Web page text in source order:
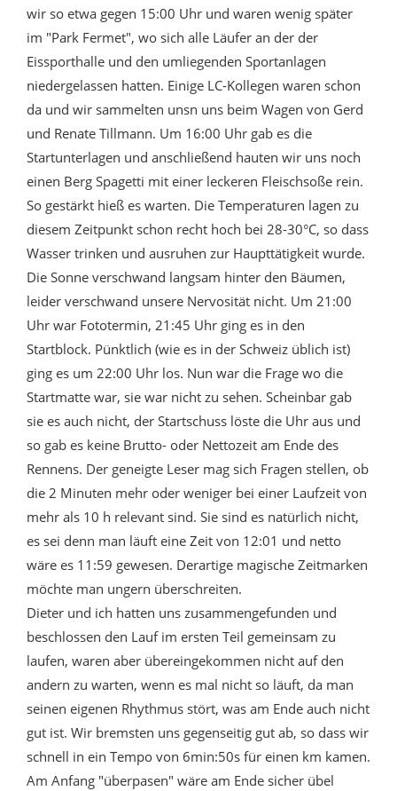
wir so etwa gegen 15:00 Uhr und waren wenig später
im "Park Fermet", wo sich alle Läufer an der der
Eissporthalle und den umliegenden Sportanlagen
niedergelassen hatten. Einige LC-Kollegen waren schon
da und wir sammelten unsn uns beim Wagen von Gerd
und Renate Tillmann. Um 16:00 Uhr gab es die
Startunterlagen und anschließend hauten wir uns noch
einen Berg Spagetti mit einer leckeren Fleischsoße rein.
So gestärkt hieß es warten. Die Temperaturen lagen zu
diesem Zeitpunkt schon recht hoch bei 28-30°C, so dass
Wasser trinken und ausruhen zur Haupttätigkeit wurde.
Die Sonne verschwand langsam hinter den Bäumen,
leider verschwand unsere Nervosität nicht. Um 21:00
Uhr war Fototermin, 21:45 Uhr ging es in den
Startblock. Pünktlich (wie es in der Schweiz üblich ist)
ging es um 22:00 Uhr los. Nun war die Frage wo die
Startmatte war, sie war nicht zu sehen. Scheinbar gab
sie es auch nicht, der Startschuss löste die Uhr aus und
so gab es keine Brutto- oder Nettozeit am Ende des
Rennens. Der geneigte Leser mag sich Fragen stellen, ob
die 2 Minuten mehr oder weniger bei einer Laufzeit von
mehr als 10 h relevant sind. Sie sind es natürlich nicht,
es sei denn man läuft eine Zeit von 12:01 und netto
wäre es 11:59 gewesen. Derartige magische Zeitmarken
möchte man ungern überschreiten.
Dieter und ich hatten uns zusammengefunden und
beschlossen den Lauf im ersten Teil gemeinsam zu
laufen, waren aber übereingekommen nicht auf den
andern zu warten, wenn es mal nicht so läuft, da man
seinen eigenen Rhythmus stört, was am Ende auch nicht
gut ist. Wir bremsten uns gegenseitig gut ab, so dass wir
schnell in ein Tempo von 6min:50s für einen km kamen.
Am Anfang "überpasen" wäre am Ende sicher übel